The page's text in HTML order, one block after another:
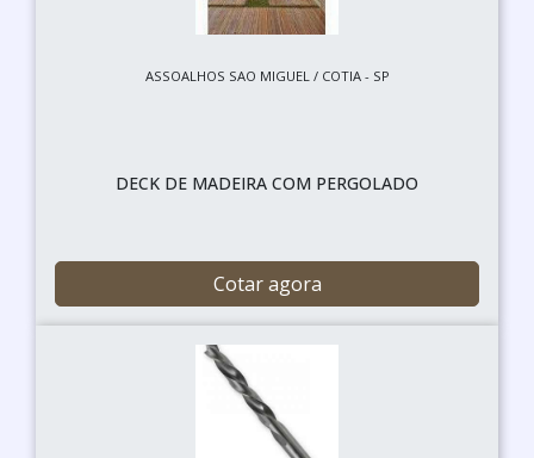
ASSOALHOS SAO MIGUEL / COTIA - SP
DECK DE MADEIRA COM PERGOLADO
Cotar agora